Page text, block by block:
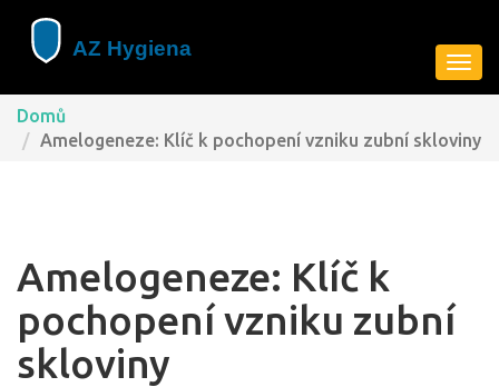
Domů
Amelogeneze: Klíč k pochopení vzniku zubní skloviny
Amelogeneze: Klíč k
pochopení vzniku zubní
skloviny